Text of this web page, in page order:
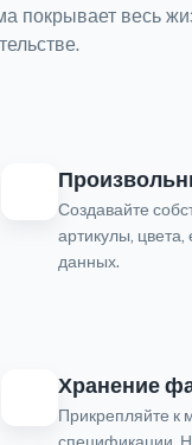
покрывает весь
Создавайте
артикулы,
данных.
Хранение
Прикрепляйте к